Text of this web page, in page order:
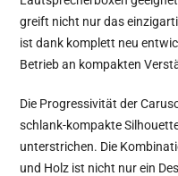
greift nicht nur das
ist dank komplett neu
Betrieb an kompakten
Die Progressivität der
schlank-kompakte
unterstrichen. Die
und Holz ist nicht nur ein